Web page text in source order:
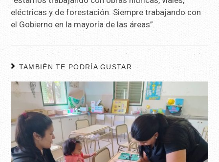
eléctricas y de forestación. Siempre trabajando con
el Gobierno en la mayoría de las áreas”.
TAMBIÉN TE PODRÍA GUSTAR